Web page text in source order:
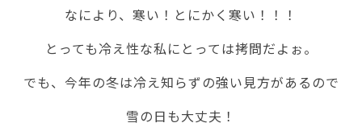
なにより、寒い！とにかく寒い！！！
とっても冷え性な私にとっては拷問だよぉ。
でも、今年の冬は冷え知らずの強い見方があるので
雪の日も大丈夫！